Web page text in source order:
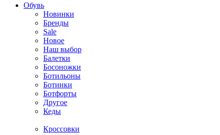
Обувь
Новинки
Бренды
Sale
Новое
Наш выбор
Балетки
Босоножки
Ботильоны
Ботинки
Ботфорты
Другое
Кеды
Кроссовки